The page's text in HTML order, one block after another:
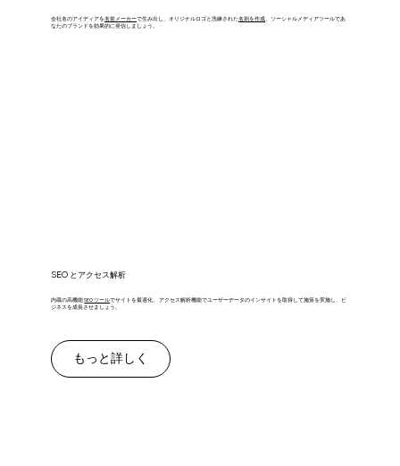
会社名のアイディアを名前メーカーで生み出し、オリジナルロゴと洗練された名刺を作成 、ソーシャルメディアツールであ
なたのブランドを効果的に発信しましょう。
SEO とアクセス解析
内蔵の高機能SEO ツールでサイトを最適化、 アクセス解析機能でユーザーデータのインサイトを取得して施策を実施し、ビ
ジネスを成長させましょう。
もっと詳しく